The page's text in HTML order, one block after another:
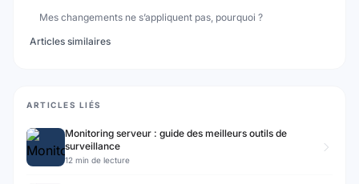
Mes changements ne s’appliquent pas, pourquoi ?
Articles similaires
ARTICLES LIÉS
Monitoring serveur : guide des meilleurs outils de
surveillance
12 min de lecture